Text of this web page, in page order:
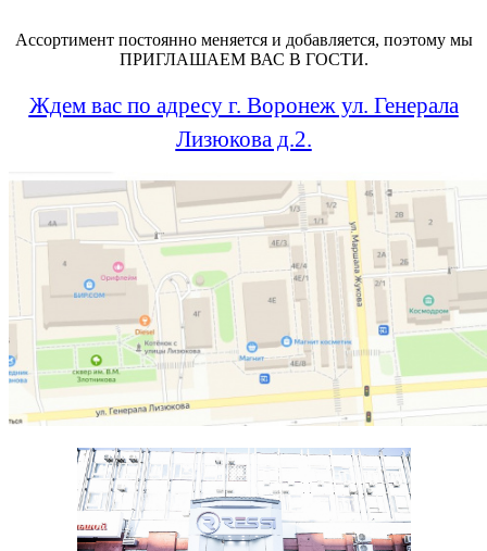
Ассортимент постоянно меняется и добавляется, поэтому мы
ПРИГЛАШАЕМ ВАС В ГОСТИ.
Ждем вас по адресу г. Воронеж ул. Генерала
Лизюкова д.2.